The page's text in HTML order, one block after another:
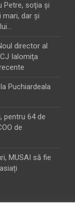
Petre, soţia şi
mari, dar şi
director al
Ialomiţa
la Puchiardeala
pentru 64 de
de
MUSAI să fie